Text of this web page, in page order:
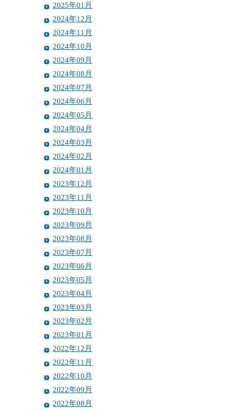
2025年01月
2024年12月
2024年11月
2024年10月
2024年09月
2024年08月
2024年07月
2024年06月
2024年05月
2024年04月
2024年03月
2024年02月
2024年01月
2023年12月
2023年11月
2023年10月
2023年09月
2023年08月
2023年07月
2023年06月
2023年05月
2023年04月
2023年03月
2023年02月
2023年01月
2022年12月
2022年11月
2022年10月
2022年09月
2022年08月